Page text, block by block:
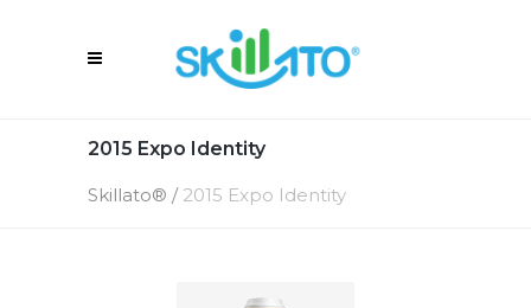
2015 Expo Identity
Skillato® / 2015 Expo Identity